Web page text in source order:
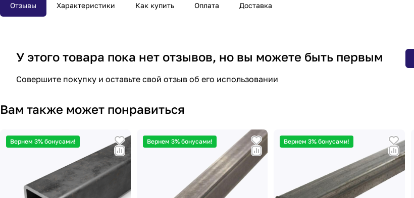
Отзывы Характеристики Как купить Оплата Доставка
У этого товара пока нет отзывов, но вы можете быть первым
Совершите покупку и оставьте свой отзыв об его использовании
Вам также может понравиться
Вернем 3% бонусами! Вернем 3% бонусами! Вернем 3% бонусами!